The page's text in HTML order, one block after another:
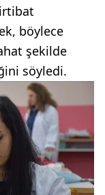
böylece
şekilde
söyledi.